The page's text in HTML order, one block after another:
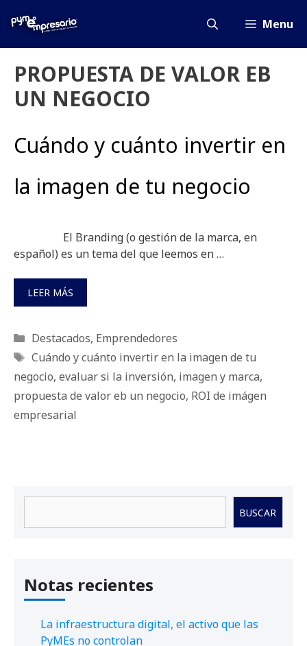
Menu
PROPUESTA DE VALOR EB
UN NEGOCIO
Cuándo y cuánto invertir en
la imagen de tu negocio
El Branding (o gestión de la marca, en
español) es un tema del que leemos en …
LEER MÁS
Categorías
Destacados, Emprendedores
Etiquetas
Cuándo y cuánto invertir en la imagen de tu
negocio, evaluar si la inversión, imagen y marca,
propuesta de valor eb un negocio, ROI de imágen
empresarial
BUSCAR
Notas recientes
La infraestructura digital, el activo que las
PyMEs no controlan